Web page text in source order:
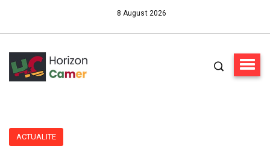
8 August 2026
ACTUALITE